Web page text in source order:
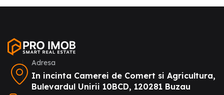
Adresa
In incinta Camerei de Comert si Agricultura,
Bulevardul Unirii 10BCD, 120281 Buzau